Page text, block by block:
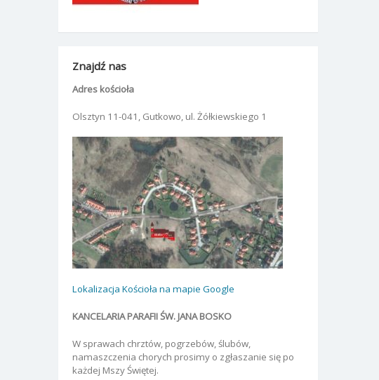
Znajdź nas
Adres kościoła
Olsztyn 11-041, Gutkowo, ul. Żółkiewskiego 1
Lokalizacja Kościoła na mapie Google
KANCELARIA PARAFII ŚW. JANA BOSKO
W sprawach chrztów, pogrzebów, ślubów,
namaszczenia chorych prosimy o zgłaszanie się po
każdej Mszy Świętej.